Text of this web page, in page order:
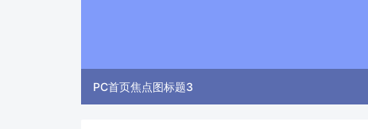
PC首页焦点图标题3